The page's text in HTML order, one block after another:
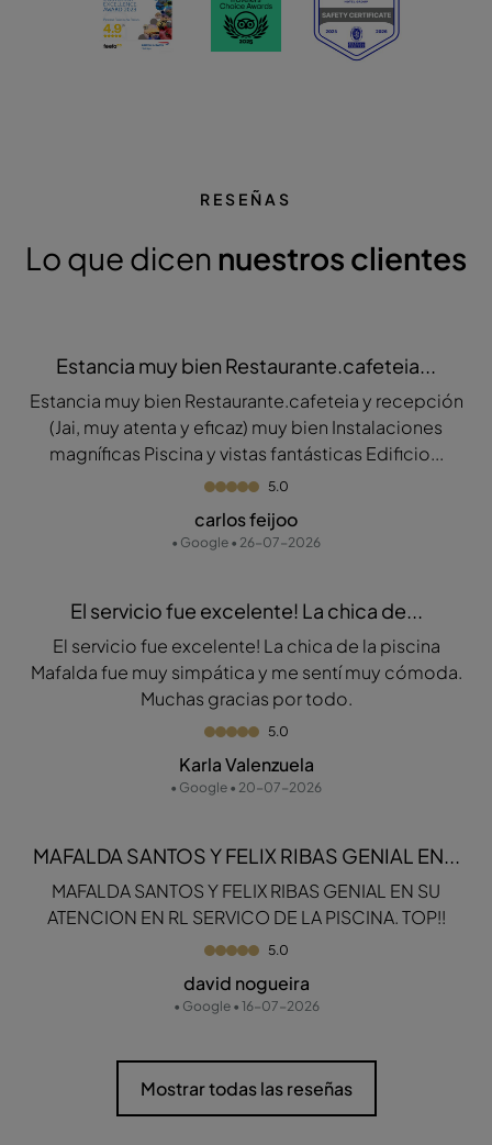
RESEÑAS
Lo que dicen nuestros clientes
Estancia muy bien Restaurante.cafeteia...
Estancia muy bien Restaurante.cafeteia y recepción
(Jai, muy atenta y eficaz) muy bien Instalaciones
magníficas Piscina y vistas fantásticas Edificio...
5.0
carlos feijoo
• Google • 26-07-2026
El servicio fue excelente! La chica de...
El servicio fue excelente! La chica de la piscina
Mafalda fue muy simpática y me sentí muy cómoda.
Muchas gracias por todo.
5.0
Karla Valenzuela
• Google • 20-07-2026
MAFALDA SANTOS Y FELIX RIBAS GENIAL EN...
MAFALDA SANTOS Y FELIX RIBAS GENIAL EN SU
ATENCION EN RL SERVICO DE LA PISCINA. TOP!!
5.0
david nogueira
• Google • 16-07-2026
Mostrar todas las reseñas